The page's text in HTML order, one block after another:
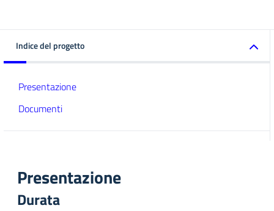
Indice del progetto
Presentazione
Documenti
Presentazione
Durata